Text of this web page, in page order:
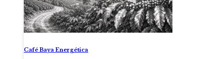
Café Baya Energética